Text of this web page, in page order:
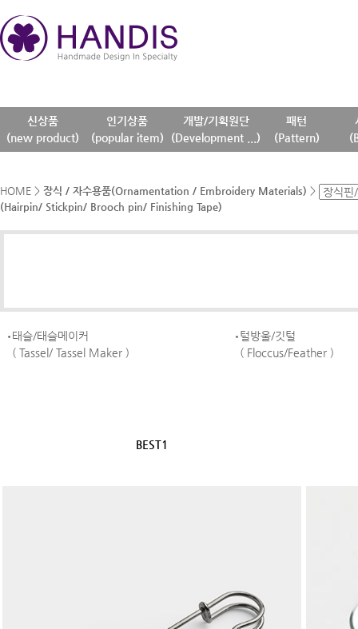
신상품
(new product)
인기상품
(popular item)
개발/기획원단
(Development ...)
패턴
(Pattern)
HOME > 장식 / 자수용품(Ornamentation / Embroidery Materials) >
(Hairpin/ Stickpin/ Brooch pin/ Finishing Tape)
태슬/태슬메이커
( Tassel/ Tassel Maker )
털방울/깃털
( Floccus/Feather )
BEST1